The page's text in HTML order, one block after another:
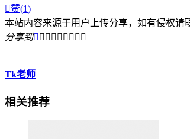
赞(1)
本站内容来源于用户上传分享，如有侵权请
分享到        
Tk老师
相关推荐